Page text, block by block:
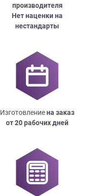
производителя
Нет наценки на
нестандарты
Изготовлениена заказ
от 20 рабочих дней